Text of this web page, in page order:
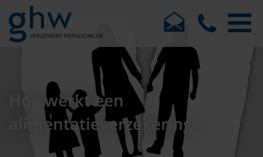
Hoe werkt een
alimentatieverzekering